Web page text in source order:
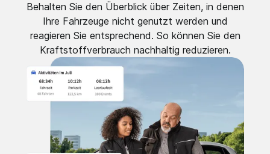
Behalten Sie den Überblick über Zeiten, in denen
Ihre Fahrzeuge nicht genutzt werden und
reagieren Sie entsprechend. So können Sie den
Kraftstoffverbrauch nachhaltig reduzieren.